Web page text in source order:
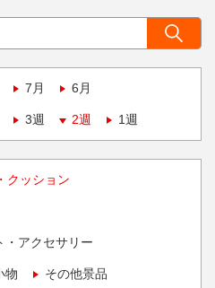
7月 6月
3週 2週 1週
クッション
・アクセサリー
物 その他景品